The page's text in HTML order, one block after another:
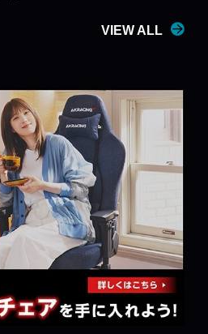
VIEW ALL